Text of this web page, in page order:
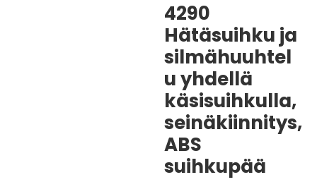
4290
Hätäsuihku ja
silmähuuhtel
u yhdellä
käsisuihkulla,
seinäkiinnitys,
ABS
suihkupää